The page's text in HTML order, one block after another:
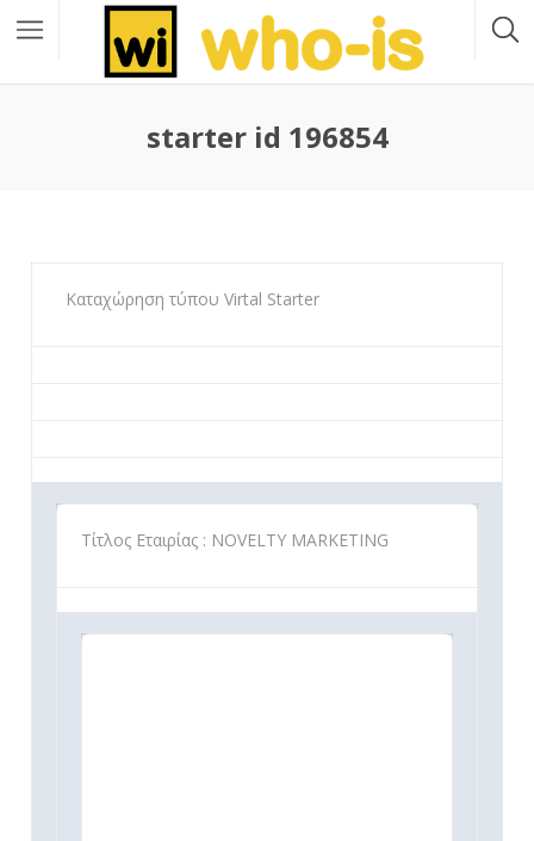
starter id 196854
Καταχώρηση τύπου Virtal Starter
Τίτλος Εταιρίας : NOVELTY MARKETING